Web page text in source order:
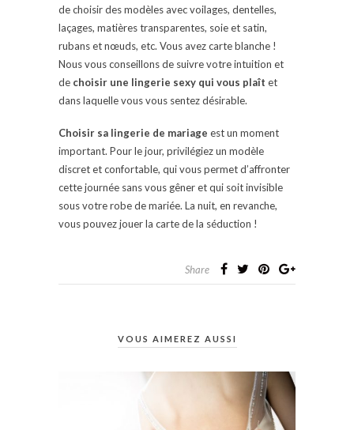
de choisir des modèles avec voilages, dentelles,
laçages, matières transparentes, soie et satin,
rubans et nœuds, etc. Vous avez carte blanche !
Nous vous conseillons de suivre votre intuition et
de choisir une lingerie sexy qui vous plaît et
dans laquelle vous vous sentez désirable.
Choisir sa lingerie de mariage est un moment
important. Pour le jour, privilégiez un modèle
discret et confortable, qui vous permet d’affronter
cette journée sans vous gêner et qui soit invisible
sous votre robe de mariée. La nuit, en revanche,
vous pouvez jouer la carte de la séduction !
Share
VOUS AIMEREZ AUSSI